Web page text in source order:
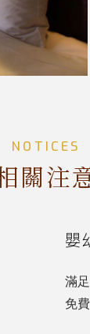
NOTICES
關注
嬰
滿
免